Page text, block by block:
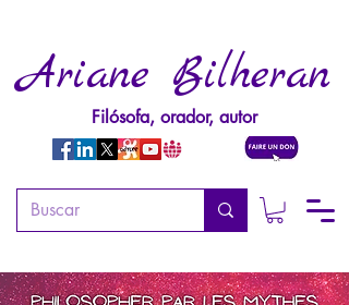
Ariane Bilheran
Filósofa, orador, autor